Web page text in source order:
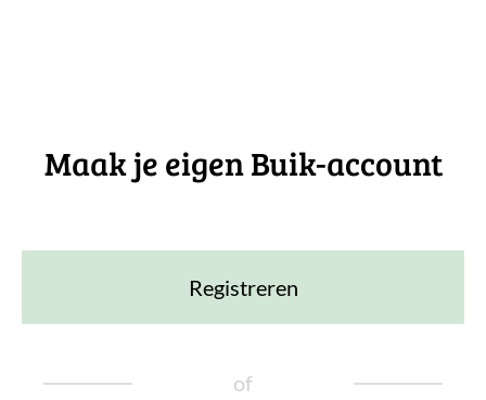
Maak je eigen Buik-account
Registreren
of